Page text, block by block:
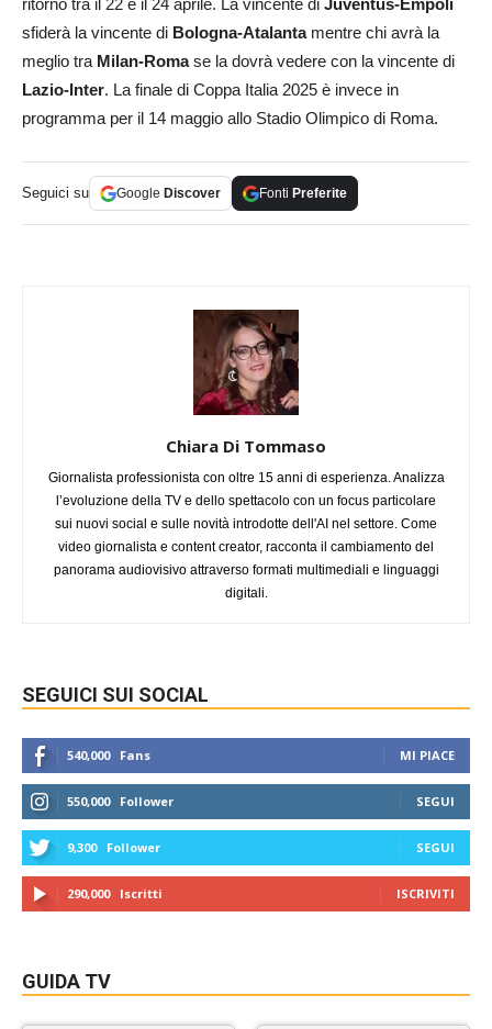
ritorno tra il 22 e il 24 aprile. La vincente di Juventus-Empoli
sfiderà la vincente di Bologna-Atalantamentre chi avrà la
meglio tra Milan-Romase la dovrà vedere con la vincente di
Lazio-Inter. La finale di Coppa Italia 2025 è invece in
programma per il 14 maggio allo Stadio Olimpico di Roma.
Seguici su Google Discover Fonti Preferite
Chiara Di Tommaso
Giornalista professionista con oltre 15 anni di esperienza. Analizza
l’evoluzione della TV e dello spettacolo con un focus particolare
sui nuovi social e sulle novità introdotte dell'AI nel settore. Come
video giornalista e content creator, racconta il cambiamento del
panorama audiovisivo attraverso formati multimediali e linguaggi
digitali.
SEGUICI SUI SOCIAL
540,000 Fans MI PIACE
550,000 Follower SEGUI
9,300 Follower SEGUI
290,000 Iscritti ISCRIVITI
GUIDA TV